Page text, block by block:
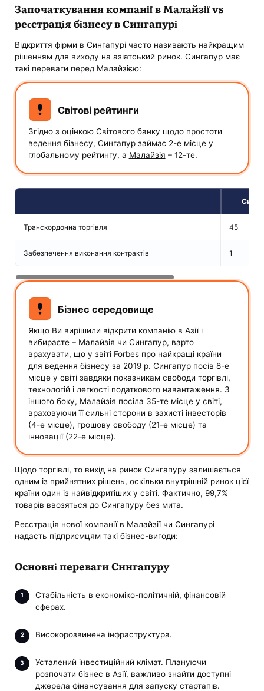
Започаткування компанії в Малайзії vs
реєстрація бізнесу в Сингапурі
Відкриття фірми в Сингапурі часто називають найкращим
рішенням для виходу на азіатський ринок. Сингапур має
такі переваги перед Малайзією:
Світові рейтинги
Згідно з оцінкою Світового банку щодо простоти
ведення бізнесу, Сингапурзаймає 2-е місце у
глобальному рейтингу, а Малайзія – 12-те.
Транскордонна торгівля 45
Забезпечення виконання контрактів 1
Бізнес середовище
Якщо Ви вирішили відкрити компанію в Азії і
вибираєте – Малайзія чи Сингапур, варто
врахувати, що у звіті Forbes про найкращі країни
для ведення бізнесу за 2019 р. Сингапур посів 8-е
місце у світі завдяки показникам свободи торгівлі,
технологій і легкості податкового навантаження. З
іншого боку, Малайзія посіла 35-те місце у світі,
враховуючи її сильні сторони в захисті інвесторів
(4-е місце), грошову свободу (21-е місце) та
інновації (22-е місце).
Щодо торгівлі, то вихід на ринок Сингапуру залишається
одним із прийнятних рішень, оскільки внутрішній ринок цієї
країни один із найвідкритіших у світі. Фактично, 99,7%
товарів ввозяться до Сингапуру без мита.
Реєстрація нової компанії в Малайзії чи Сингапурі
надасть підприємцям такі бізнес-вигоди:
Основні переваги Сингапуру
Стабільність в економіко-політичній, фінансовій
сферах.
Високорозвинена інфраструктура.
Усталений інвестиційний клімат. Плануючи
розпочати бізнес в Азії, важливо знайти доступні
джерела фінансування для запуску стартапів.